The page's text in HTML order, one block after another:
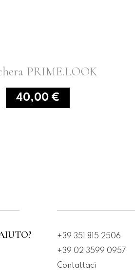
PRIME.LOOK
40,00 €
+39 351 815 2506
+39 02 3599 0957
Contattaci